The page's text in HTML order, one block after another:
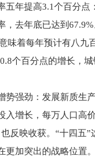
五年提高3.1个百分点
，去年底已达到
味着每年预计有八九
个百分点的增长，
势强劲：发展新质生
入增长，每万人口高
反映收获。“十四五
更加突出的战略位置